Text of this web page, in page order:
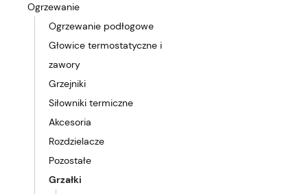
Ogrzewanie
Ogrzewanie podłogowe
Głowice termostatyczne i
zawory
Grzejniki
Siłowniki termiczne
Akcesoria
Rozdzielacze
Pozostałe
Grzałki